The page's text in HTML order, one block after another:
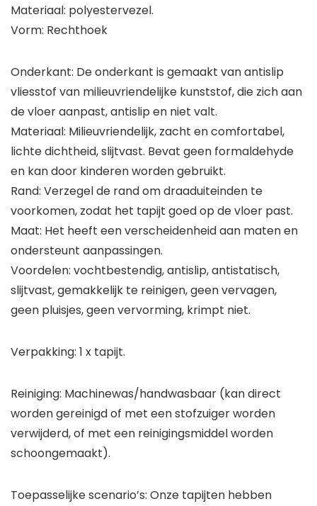
Materiaal: polyestervezel.
Vorm: Rechthoek
Onderkant: De onderkant is gemaakt van antislip
vliesstof van milieuvriendelijke kunststof, die zich aan
de vloer aanpast, antislip en niet valt.
Materiaal: Milieuvriendelijk, zacht en comfortabel,
lichte dichtheid, slijtvast. Bevat geen formaldehyde
en kan door kinderen worden gebruikt.
Rand: Verzegel de rand om draaduiteinden te
voorkomen, zodat het tapijt goed op de vloer past.
Maat: Het heeft een verscheidenheid aan maten en
ondersteunt aanpassingen.
Voordelen: vochtbestendig, antislip, antistatisch,
slijtvast, gemakkelijk te reinigen, geen vervagen,
geen pluisjes, geen vervorming, krimpt niet.
Verpakking: 1 x tapijt.
Reiniging: Machinewas/handwasbaar (kan direct
worden gereinigd of met een stofzuiger worden
verwijderd, of met een reinigingsmiddel worden
schoongemaakt).
Toepasselijke scenario’s: Onze tapijten hebben